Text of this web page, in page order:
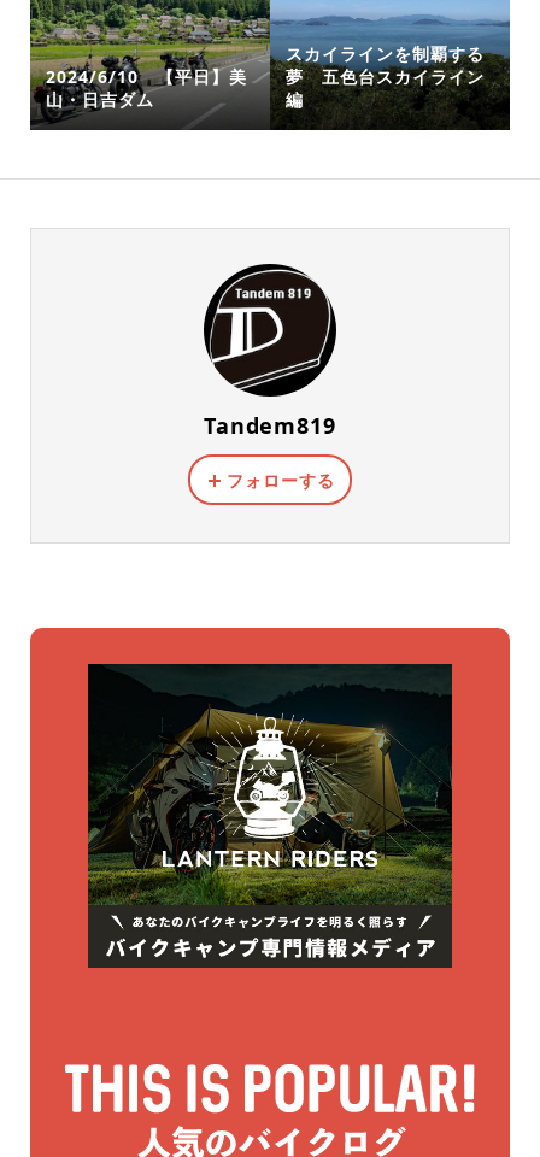
2024/6/10 【平日】美
山・日吉ダム
スカイラインを制覇する
夢 五色台スカイライン
編
Tandem819
フォローする